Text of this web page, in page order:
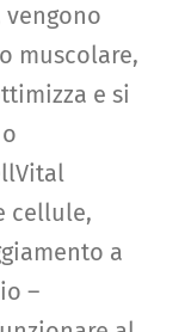
vengono
muscolare,
e si
cellule,
a
–